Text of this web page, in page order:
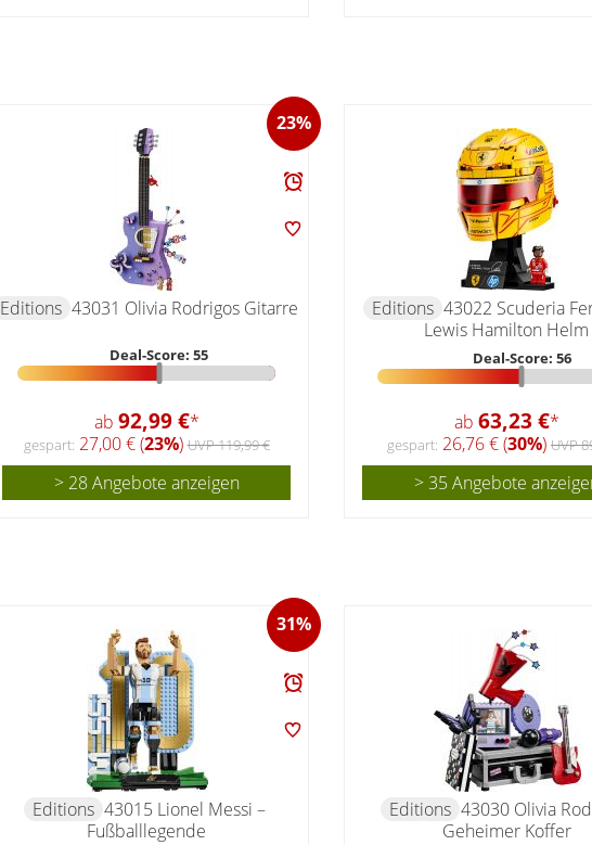
23%
Editions 43031 Olivia Rodrigos Gitarre
Deal-Score: 55
ab 92,99 €*
gespart: 27,00 € (23%)UVP 119,99 €
> 28 Angebote anzeigen
Editions 43022 Scuderia
Lewis Hamilton Helm
Deal-Score: 56
ab 63,23 €*
gespart: 26,76 € (30%) UVP
> 35 Angebote
31%
Editions 43015 Lionel Messi –
Fußballlegende
Editions 43030 Olivia
Geheimer Koffer